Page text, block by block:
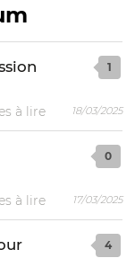
à lire
1
18/03/2025
à lire
0
17/03/2025
4